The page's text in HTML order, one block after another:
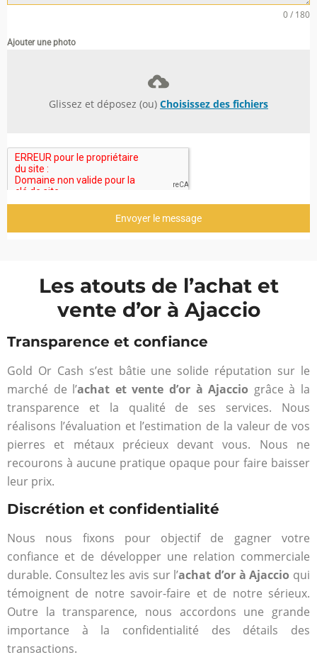
0 / 180
Ajouter une photo
Glissez et déposez (ou) Choisissez des fichiers
Envoyer le message
Les atouts de l’achat et
vente d’or à Ajaccio
Transparence et confiance
Gold Or Cash s’est bâtie une solide réputation sur le
marché de l’achat et vente d’or à Ajaccio grâce à la
transparence et la qualité de ses services. Nous
réalisons l’évaluation et l’estimation de la valeur de vos
pierres et métaux précieux devant vous. Nous ne
recourons à aucune pratique opaque pour faire baisser
leur prix.
Discrétion et confidentialité
Nous nous fixons pour objectif de gagner votre
confiance et de développer une relation commerciale
durable. Consultez les avis sur l’achat d’or à Ajaccio qui
témoignent de notre savoir-faire et de notre sérieux.
Outre la transparence, nous accordons une grande
importance à la confidentialité des détails des
transactions.